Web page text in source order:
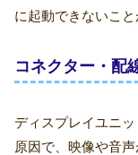
に起動できないこと
コネクター・配
ディスプレイユニ
原因で、映像や音